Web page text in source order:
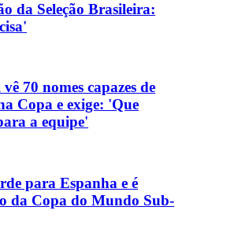
da Seleção Brasileira:
70 nomes capazes de
Copa e exige: 'Que
a equipe'
para Espanha e é
da Copa do Mundo Sub-